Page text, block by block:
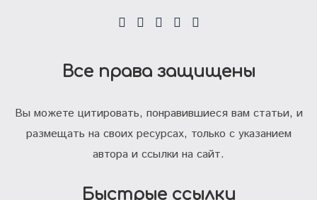
Все права защищены
Вы можете цитировать, понравившиеся вам статьи, и
размещать на своих ресурсах, только с указанием
автора и ссылки на сайт.
Быстрые ссылки